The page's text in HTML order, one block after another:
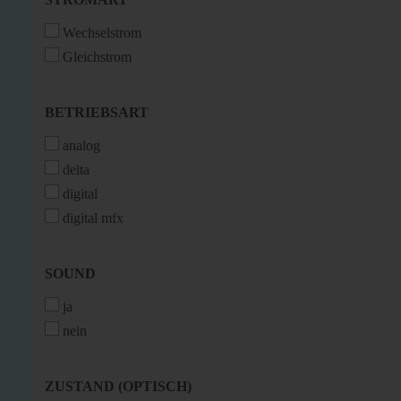
Wechselstrom
Gleichstrom
BETRIEBSART
BETRIEBSART
analog
delta
digital
digital mfx
SOUND
SOUND
ja
nein
ZUSTAND
ZUSTAND (OPTISCH)